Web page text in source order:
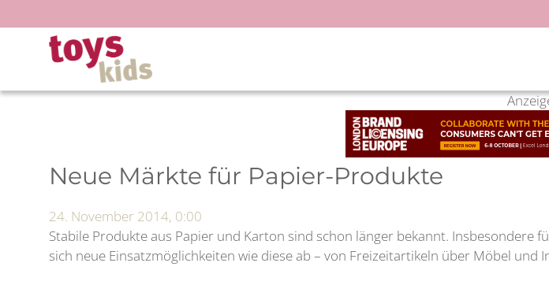
Inhalt
springen
Neue Märkte für Papier-Produkte
24. November 2014, 0:00
Stabile Produkte aus Papier und Karton sind schon länger bekannt.
sich neue Einsatzmöglichkeiten wie diese ab – von Freizeitartikeln über Möbel